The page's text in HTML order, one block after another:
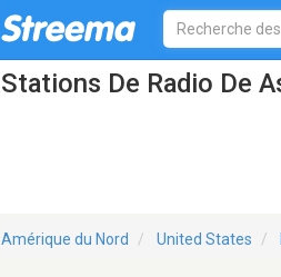
Stations De Radio De
Amérique du Nord United States